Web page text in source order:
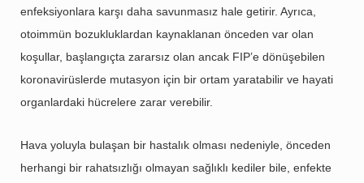
enfeksiyonlara karşı daha savunmasız hale getirir. Ayrıca,
otoimmün bozukluklardan kaynaklanan önceden var olan
koşullar, başlangıçta zararsız olan ancak FIP’e dönüşebilen
koronavirüslerde mutasyon için bir ortam yaratabilir ve hayati
organlardaki hücrelere zarar verebilir.
Hava yoluyla bulaşan bir hastalık olması nedeniyle, önceden
herhangi bir rahatsızlığı olmayan sağlıklı kediler bile, enfekte